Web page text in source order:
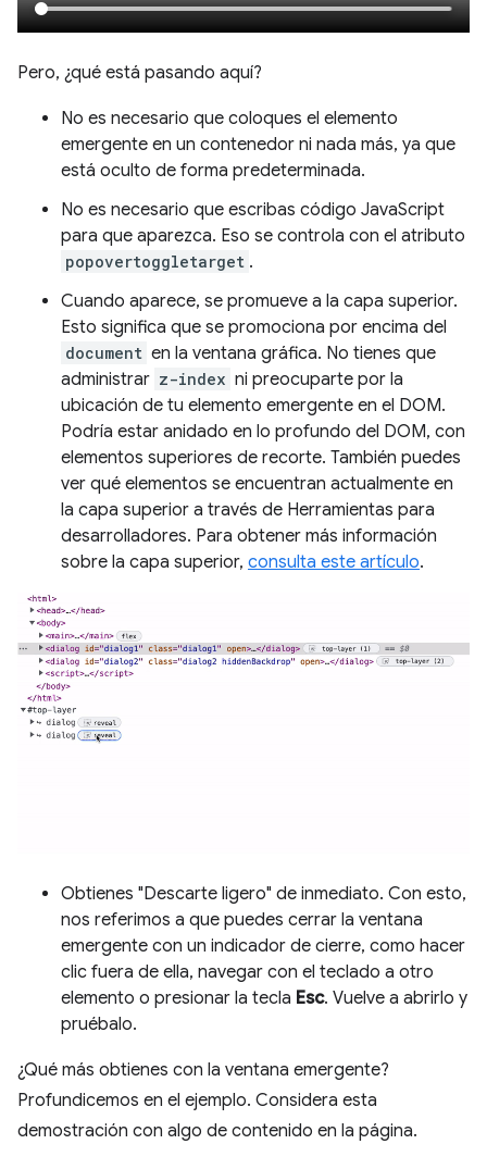
Pero, ¿qué está pasando aquí?
No es necesario que coloques el elemento
emergente en un contenedor ni nada más, ya que
está oculto de forma predeterminada.
No es necesario que escribas código JavaScript
para que aparezca. Eso se controla con el atributo
popovertoggletarget .
Cuando aparece, se promueve a la capa superior.
Esto significa que se promociona por encima del
document en la ventana gráfica. No tienes que
administrar z-index ni preocuparte por la
ubicación de tu elemento emergente en el DOM.
Podría estar anidado en lo profundo del DOM, con
elementos superiores de recorte. También puedes
ver qué elementos se encuentran actualmente en
la capa superior a través de Herramientas para
desarrolladores. Para obtener más información
sobre la capa superior, consulta este artículo.
Obtienes "Descarte ligero" de inmediato. Con esto,
nos referimos a que puedes cerrar la ventana
emergente con un indicador de cierre, como hacer
clic fuera de ella, navegar con el teclado a otro
elemento o presionar la tecla Esc. Vuelve a abrirlo y
pruébalo.
¿Qué más obtienes con la ventana emergente?
Profundicemos en el ejemplo. Considera esta
demostración con algo de contenido en la página.